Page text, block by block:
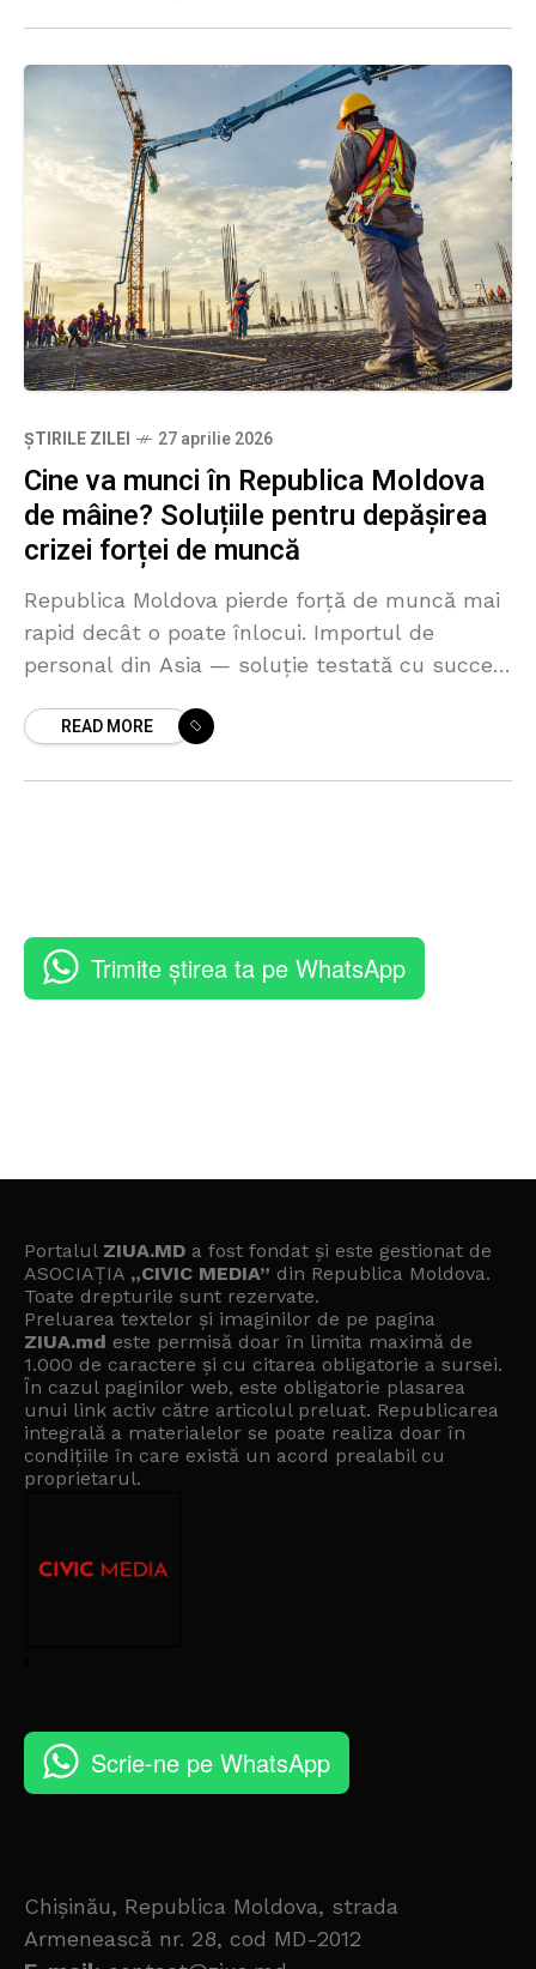
ȘTIRILE ZILEI 27 aprilie 2026
Cine va munci în Republica Moldova
de mâine? Soluțiile pentru depășirea
crizei forței de muncă
Republica Moldova pierde forță de muncă mai
rapid decât o poate înlocui. Importul de
personal din Asia — soluție testată cu succes
READ MORE
Trimite știrea ta pe WhatsApp
Portalul ZIUA.MD a fost fondat și este gestionat de
ASOCIAȚIA „CIVIC MEDIA” din Republica Moldova.
Toate drepturile sunt rezervate.
Preluarea textelor și imaginilor de pe pagina
ZIUA.md este permisă doar în limita maximă de
1.000 de caractere și cu citarea obligatorie a sursei.
În cazul paginilor web, este obligatorie plasarea
unui link activ către articolul preluat. Republicarea
integrală a materialelor se poate realiza doar în
condițiile în care există un acord prealabil cu
proprietarul.
Scrie-ne pe WhatsApp
Chișinău, Republica Moldova, strada
Armenească nr. 28, cod MD-2012